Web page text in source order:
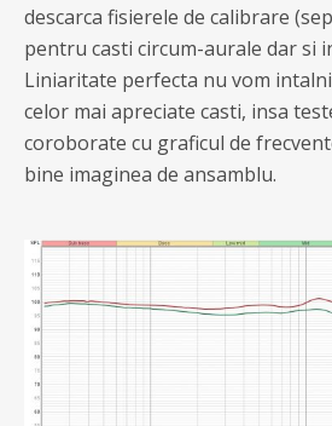
descarca fisierele de calibrare
pentru casti circum-aurale dar si
Liniaritate perfecta nu vom
celor mai apreciate casti, insa
coroborate cu graficul de
bine imaginea de ansamblu.